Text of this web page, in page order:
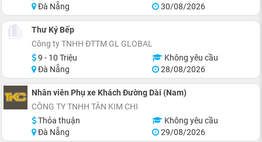
Đà Nẵng
30/08/2026
Thư Ký Bếp
Công ty TNHH ĐTTM GL GLOBAL
9 - 10 Triệu
Không yêu cầu
Đà Nẵng
28/08/2026
Nhân viên Phụ xe Khách Đường Dài (Nam)
CÔNG TY TNHH TÂN KIM CHI
Thỏa thuận
Không yêu cầu
Đà Nẵng
29/08/2026